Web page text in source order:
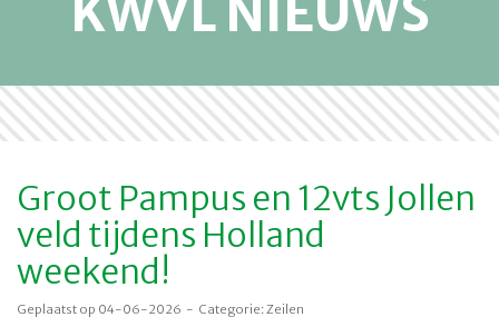
KWVL NIEUWS
Groot Pampus en 12vts Jollen
veld tijdens Holland
weekend!
Geplaatst op 04-06-2026 - Categorie: Zeilen